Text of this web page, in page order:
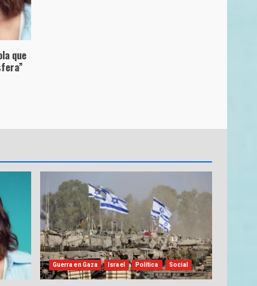
que
Guerra en Gaza Israel Política Social